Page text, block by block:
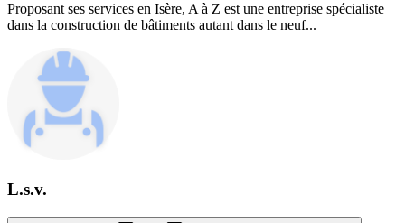
Proposant ses services en Isère, A à Z est une entreprise spécialiste
dans la construction de bâtiments autant dans le neuf...
L.s.v.